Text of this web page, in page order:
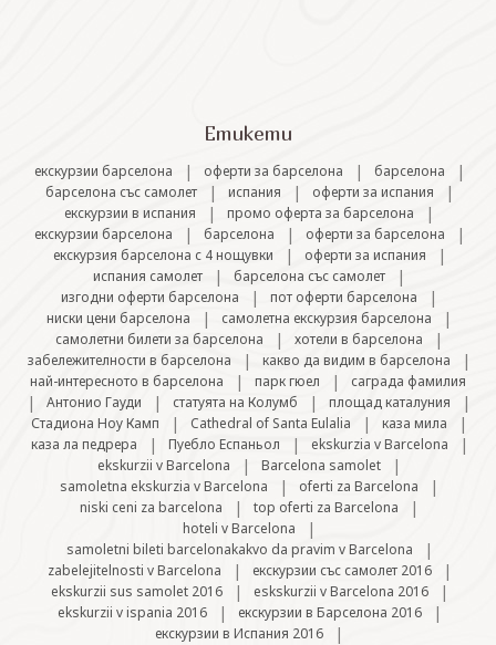
Етикети
екскурзии барселона | оферти за барселона | барселона |
барселона със самолет | испания | оферти за испания |
екскурзии в испания | промо оферта за барселона |
екскурзии барселона | барселона | оферти за барселона |
екскурзия барселона с 4 нощувки | оферти за испания |
испания самолет | барселона със самолет |
изгодни оферти барселона | пот оферти барселона |
ниски цени барселона | самолетна екскурзия барселона |
самолетни билети за барселона | хотели в барселона |
забележителности в барселона | какво да видим в барселона |
най-интересното в барселона | парк гюел | саграда фамилия
| Антонио Гауди | статуята на Колумб | площад каталуния |
Стадиона Ноу Камп | Cathedral of Santa Eulalia | каза мила |
каза ла педрера | Пуебло Еспаньол | ekskurzia v Barcelona |
ekskurzii v Barcelona | Barcelona samolet |
samoletna ekskurzia v Barcelona | oferti za Barcelona |
niski ceni za barcelona | top oferti za Barcelona |
hoteli v Barcelona |
samoletni bileti barcelonakakvo da pravim v Barcelona |
zabelejitelnosti v Barcelona | екскурзии със самолет 2016 |
ekskurzii sus samolet 2016 | eskskurzii v Barcelona 2016 |
ekskurzii v ispania 2016 | екскурзии в Барселона 2016 |
екскурзии в Испания 2016 |